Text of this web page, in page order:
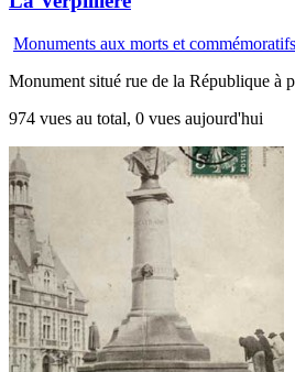
Monuments aux morts et commémoratifs
Monument situé rue de la République à
974 vues au total, 0 vues aujourd'hui